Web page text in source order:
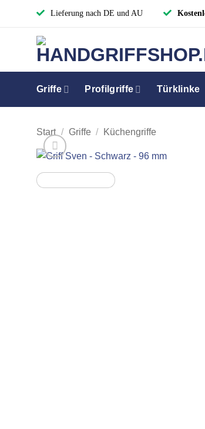
Lieferung nach DE und AU
Griffe Profilgriffe Türklinke
Start / Griffe / Küchengriffe